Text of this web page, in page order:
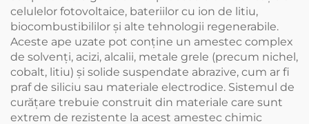
celulelor fotovoltaice, bateriilor cu ion de litiu,
biocombustibililor și alte tehnologii regenerabile.
Aceste ape uzate pot conține un amestec complex
de solvenți, acizi, alcalii, metale grele (precum nichel,
cobalt, litiu) și solide suspendate abrazive, cum ar fi
praf de siliciu sau materiale electrodice. Sistemul de
curățare trebuie construit din materiale care sunt
extrem de rezistente la acest amestec chimic